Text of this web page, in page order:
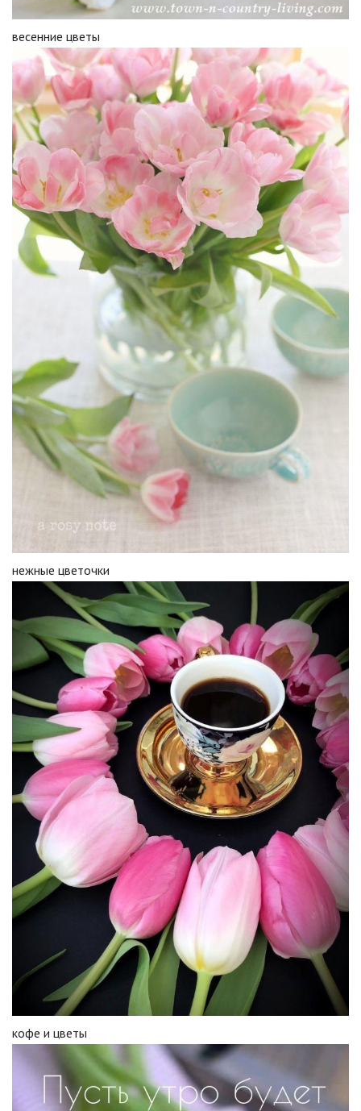
весенние цветы
нежные цветочки
кофе и цветы